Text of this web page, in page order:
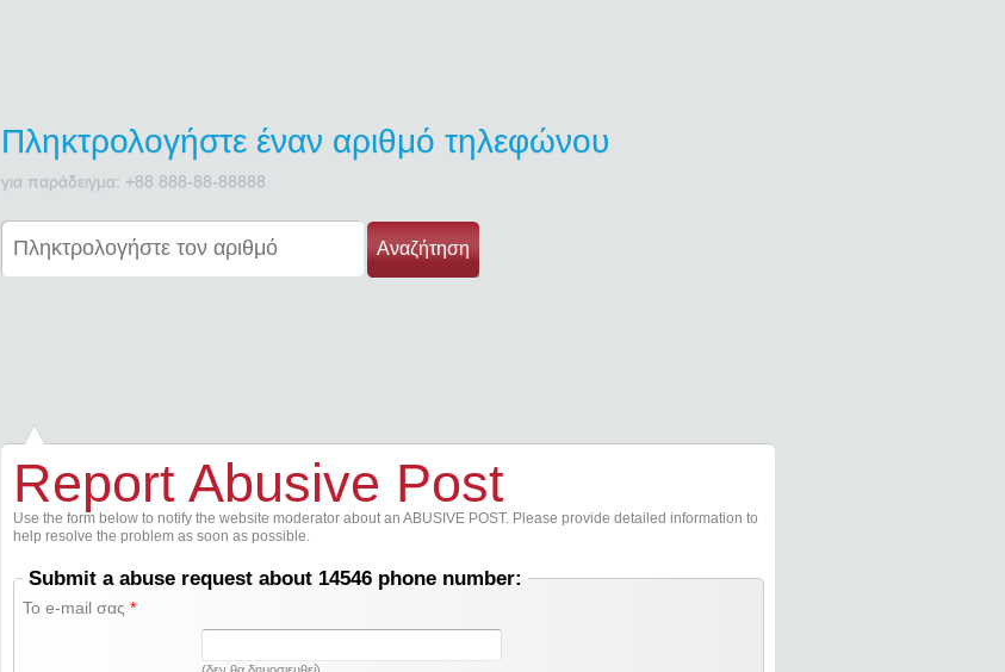
Πληκτρολογήστε έναν αριθμό τηλεφώνου
για παράδειγμα: +88 888-88-88888
Αναζήτηση
Report Abusive Post
Use the form below to notify the website moderator about an ABUSIVE POST. Please provide detailed information to
help resolve the problem as soon as possible.
Submit a abuse request about 14546 phone number:
Το e-mail σας*